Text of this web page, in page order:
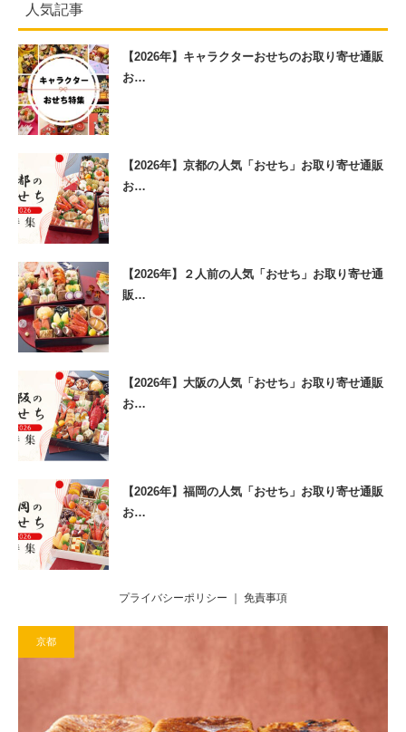
人気記事
【2026年】キャラクターおせちのお取り寄せ通販
お…
【2026年】京都の人気「おせち」お取り寄せ通販
お…
【2026年】２人前の人気「おせち」お取り寄せ通
販…
【2026年】大阪の人気「おせち」お取り寄せ通販
お…
【2026年】福岡の人気「おせち」お取り寄せ通販
お…
プライバシーポリシー 免責事項
京都